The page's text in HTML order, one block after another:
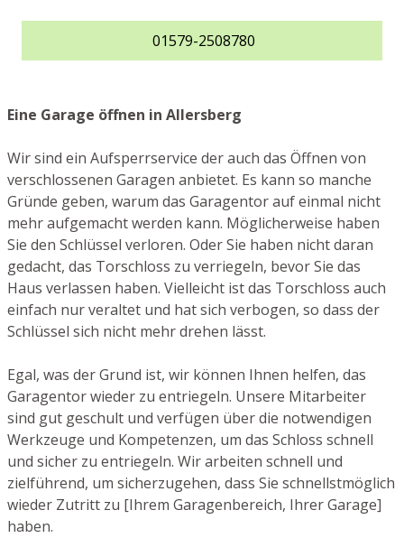
01579-2508780
Eine Garage öffnen in Allersberg
Wir sind ein Aufsperrservice der auch das Öffnen von
verschlossenen Garagen anbietet. Es kann so manche
Gründe geben, warum das Garagentor auf einmal nicht
mehr aufgemacht werden kann. Möglicherweise haben
Sie den Schlüssel verloren. Oder Sie haben nicht daran
gedacht, das Torschloss zu verriegeln, bevor Sie das
Haus verlassen haben. Vielleicht ist das Torschloss auch
einfach nur veraltet und hat sich verbogen, so dass der
Schlüssel sich nicht mehr drehen lässt.
Egal, was der Grund ist, wir können Ihnen helfen, das
Garagentor wieder zu entriegeln. Unsere Mitarbeiter
sind gut geschult und verfügen über die notwendigen
Werkzeuge und Kompetenzen, um das Schloss schnell
und sicher zu entriegeln. Wir arbeiten schnell und
zielführend, um sicherzugehen, dass Sie schnellstmöglich
wieder Zutritt zu [Ihrem Garagenbereich, Ihrer Garage]
haben.